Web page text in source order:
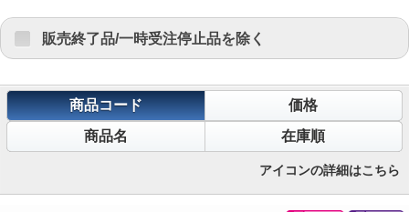
販売終了品/一時受注停止品を除く
商品コード
価格
商品名
在庫順
アイコンの詳細はこちら